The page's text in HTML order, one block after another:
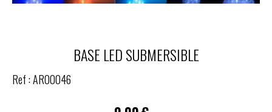
BASE LED SUBMERSIBLE
Ref :AR00046